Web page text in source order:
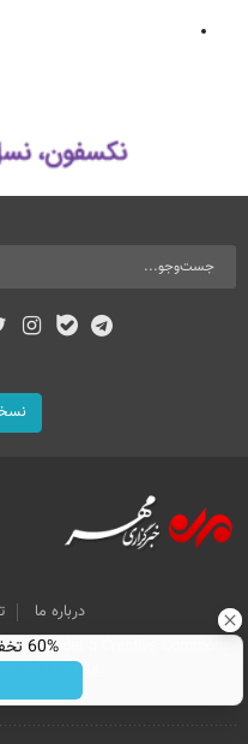
درباره ما
under a Creative Commons
License.
60% تخفیف ویژه جین وست + خرید در4 قسطه